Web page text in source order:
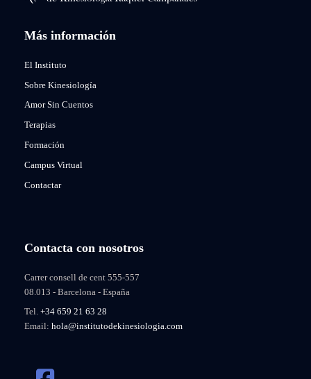
Más información
El Instituto
Sobre Kinesiología
Amor Sin Cuentos
Terapias
Formación
Campus Virtual
Contactar
Contacta con nosotros
Carrer consell de cent 555-557
08.013 - Barcelona - España
Tel. +34 659 21 63 28
Email: hola@institutodekinesiologia.com